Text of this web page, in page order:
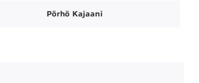
Pörhö Kajaani